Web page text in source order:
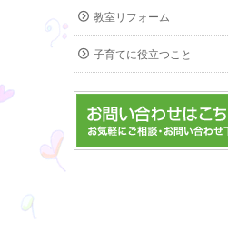
教室リフォーム
子育てに役立つこと